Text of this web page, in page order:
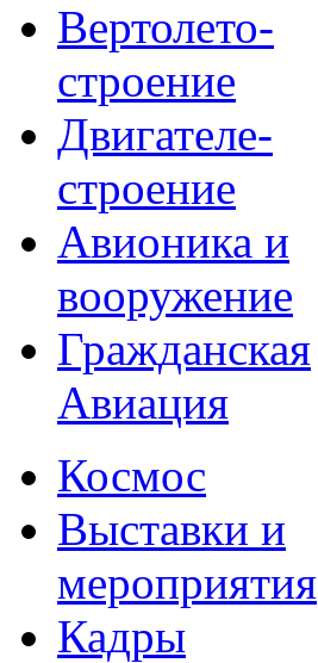
Вертолето-
строение
Двигателе-
строение
Авионика и
вооружение
Гражданская
Авиация
Космос
Выставки и
мероприятия
Кадры